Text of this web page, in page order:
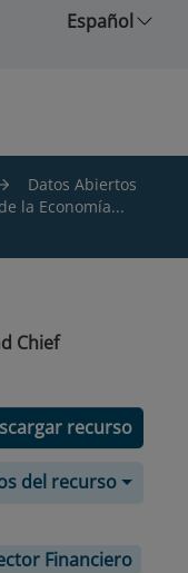
Español
Datos Abiertos
la Economía...
Chief
recurso
del recurso
Financiero